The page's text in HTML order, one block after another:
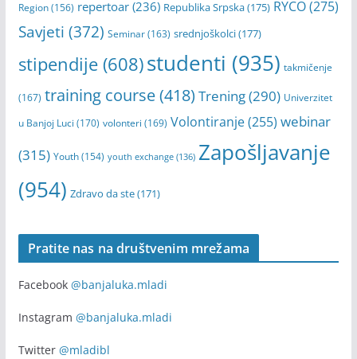
Region(156) repertoar(236) Republika Srpska(175) RYCO(275)
Savjeti (372) Seminar(163) srednjoškolci(177)
stipendije(608)studenti (935) takmičenje
(167) training course(418) Trening(290) Univerzitet
u Banjoj Luci (170) volonteri (169) Volontiranje(255) webinar
(315) Youth(154) youth exchange(136) Zapošljavanje
(954) Zdravo da ste(171)
Pratite nas na društvenim mrežama
Facebook @banjaluka.mladi
Instagram @banjaluka.mladi
Twitter @mladibl